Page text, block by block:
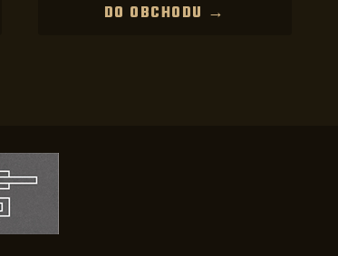
DO OBCHODU →